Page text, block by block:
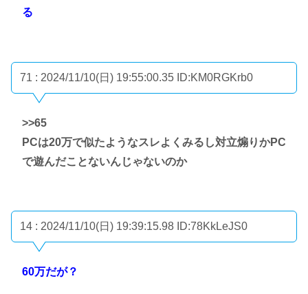
る
71 : 2024/11/10(日) 19:55:00.35 ID:KM0RGKrb0
>>65
PCは20万で似たようなスレよくみるし対立煽りかPC
で遊んだことないんじゃないのか
14 : 2024/11/10(日) 19:39:15.98 ID:78KkLeJS0
60万だが？